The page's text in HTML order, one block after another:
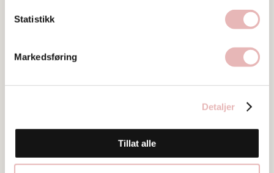
Statistikk
Markedsføring
Detaljer
Tillat alle